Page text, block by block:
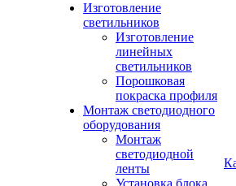
Изготовление
светильников
Изготовление
линейных
светильников
Порошковая
покраска профиля
Монтаж светодиодного
оборудования
Монтаж
светодиодной
ленты
Установка блока